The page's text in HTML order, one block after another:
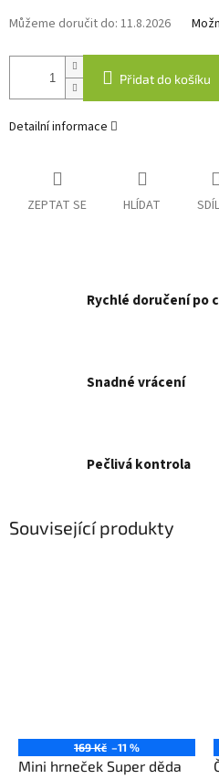
Můžeme doručit do: 11.8.2026
Přidat do košíku
Detailní informace
ZEPTAT SE HLÍDAT
Rychlé doručení po
Snadné vrácení
Pečlivá kontrola
Související produkty
169 Kč –11 %
Mini hrneček Super děda